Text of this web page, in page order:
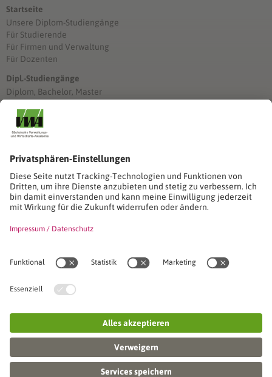
Startseite
Unsere Diplom-Studiengänge
Für Studierende
Für Firmen und Verwaltung
Für Dozenten
Dipl.-Studiengänge
Diplom, Bachelor, Master
Stimmen unserer Absolventinnen und Absolventen
Stimmen unserer Absolventinnen und Absolventen
Seminare
Seminardatenbank
Inhouseanfragen
Seminarreihen
VWA stellt sich vor
Unser SVWA-Team
Veranstaltungsorte und Raumanmietung